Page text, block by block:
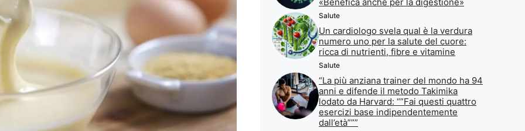
Salute
Un cardiologo svela qual è la verdura
numero uno per la salute del cuore:
ricca di nutrienti, fibre e vitamine
Salute
“La più anziana trainer del mondo ha 94
anni e difende il metodo Takimika
lodato da Harvard: “”Fai questi quattro
esercizi base indipendentemente
dall’età”””